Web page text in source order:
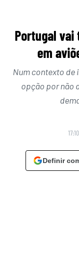
Portugal
em
Num contexto de
opção por não
Definir